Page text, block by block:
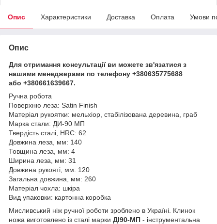
Опис Характеристики Доставка Оплата Умови
Опис
Для отримання консультації ви можете зв'язатися з
нашими менеджерами по телефону +380635775688
або +380661639667.
Ручна робота
Поверхню леза: Satin Finish
Матеріал рукоятки: мельхіор, стабілізована деревина, граб
Марка стали: ДИ-90 МП
Твердість сталі, HRC: 62
Довжина леза, мм: 140
Товщина леза, мм: 4
Ширина леза, мм: 31
Довжина рукояті, мм: 120
Загальна довжина, мм: 260
Матеріал чохла: шкіра
Вид упаковки: картонна коробка
Мисливський ніж ручної роботи зроблено в Україні. Клинок
ножа виготовлено із сталі марки ДІ90-МП - інструментальна